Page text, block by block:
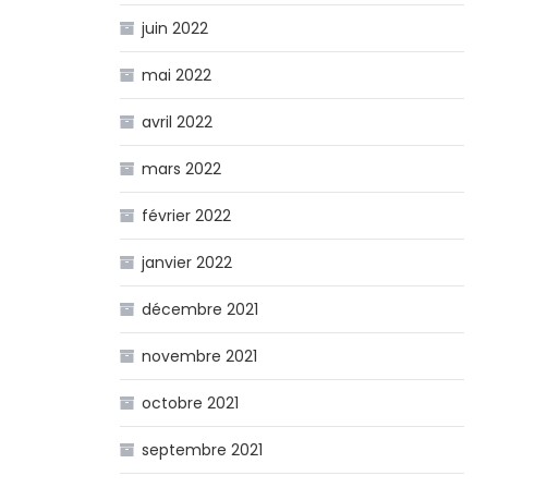
juin 2022
mai 2022
avril 2022
mars 2022
février 2022
janvier 2022
décembre 2021
novembre 2021
octobre 2021
septembre 2021